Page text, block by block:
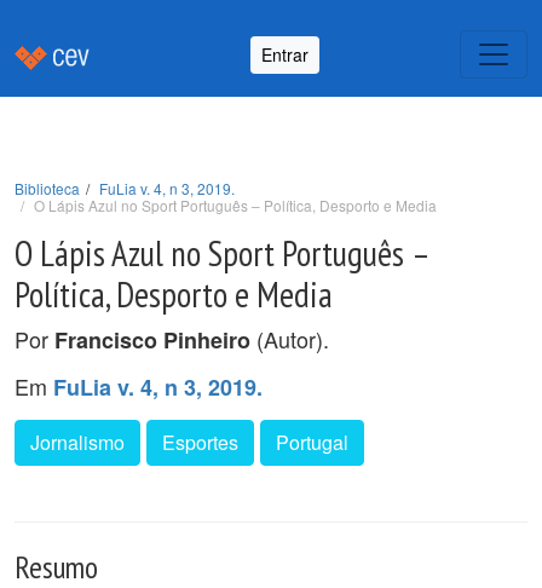
Entrar
Biblioteca
FuLia v. 4, n 3, 2019.
O Lápis Azul no Sport Português – Política, Desporto e Media
O Lápis Azul no Sport Português –
Política, Desporto e Media
Por Francisco Pinheiro (Autor).
Em FuLia v. 4, n 3, 2019.
Jornalismo Esportes Portugal
Resumo